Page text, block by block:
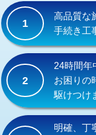
式）)
交換・取付(混合水
式・ワンホール）)
交換・取付(排水栓
（P/S/ポップアップ
交換・取付（その他
持込商品取付（単水
1
高品質な
手続き工
2
24時間年
お困りの
駆けつけ
明確、丁